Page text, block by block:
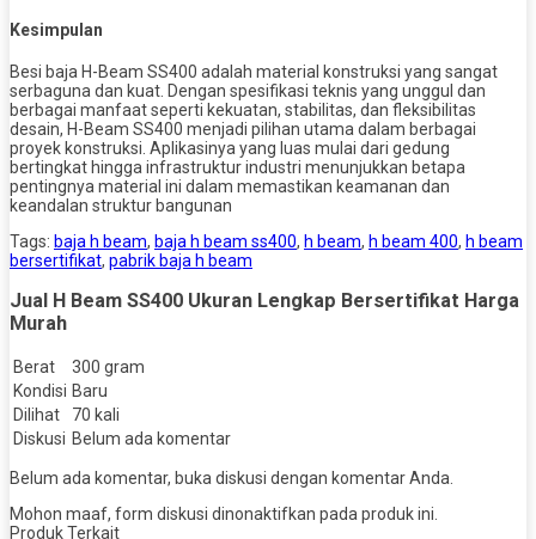
Kesimpulan
Besi baja H-Beam SS400 adalah material konstruksi yang sangat
serbaguna dan kuat. Dengan spesifikasi teknis yang unggul dan
berbagai manfaat seperti kekuatan, stabilitas, dan fleksibilitas
desain, H-Beam SS400 menjadi pilihan utama dalam berbagai
proyek konstruksi. Aplikasinya yang luas mulai dari gedung
bertingkat hingga infrastruktur industri menunjukkan betapa
pentingnya material ini dalam memastikan keamanan dan
keandalan struktur bangunan
Tags: baja h beam, baja h beam ss400, h beam, h beam 400, h beam
bersertifikat, pabrik baja h beam
Jual H Beam SS400 Ukuran Lengkap Bersertifikat Harga
Murah
Berat
300 gram
Kondisi Baru
Dilihat
70 kali
Diskusi Belum ada komentar
Belum ada komentar, buka diskusi dengan komentar Anda.
Mohon maaf, form diskusi dinonaktifkan pada produk ini.
Produk Terkait